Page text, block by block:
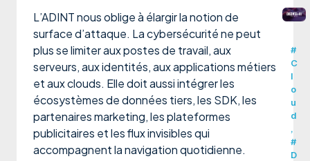
L’ADINT nous oblige à élargir la notion de
surface d’attaque. La cybersécurité ne peut
plus se limiter aux postes de travail, aux
serveurs, aux identités, aux applications métiers
et aux clouds. Elle doit aussi intégrer les
écosystèmes de données tiers, les SDK, les
partenaires marketing, les plateformes
publicitaires et les flux invisibles qui
accompagnent la navigation quotidienne.
#
C
l
o
u
d
,
#
D